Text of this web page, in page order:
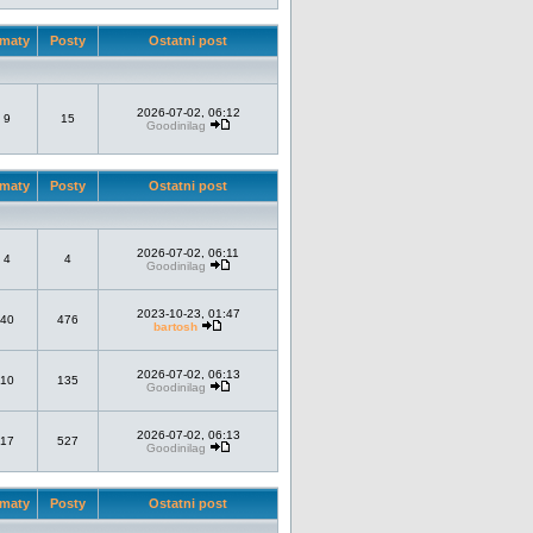
Posty Ostatni post
9 15
2026-07-02, 06:12
Goodinilag
Posty Ostatni post
4 4
2026-07-02, 06:11
Goodinilag
40 476
2023-10-23, 01:47
bartosh
10 135
2026-07-02, 06:13
Goodinilag
17 527
2026-07-02, 06:13
Goodinilag
Posty Ostatni post